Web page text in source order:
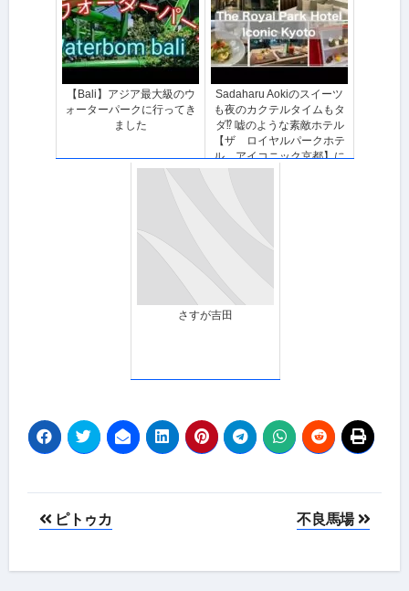
【Bali】アジア最大級のウ
ォーターパークに行ってき
ました
Sadaharu Aokiのスイーツ
も夜のカクテルタイムもタ
ダ⁉︎ 嘘のような素敵ホテル
【ザ ロイヤルパークホテ
ル アイコニック京都】に
泊まってきたよ！
さすが吉田
投ピトゥカ 不良馬場